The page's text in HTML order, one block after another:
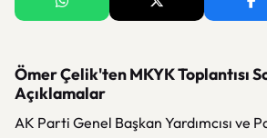
Ömer Çelik'ten MKYK Toplantısı
Açıklamalar
AK Parti Genel Başkan Yardımcısı ve